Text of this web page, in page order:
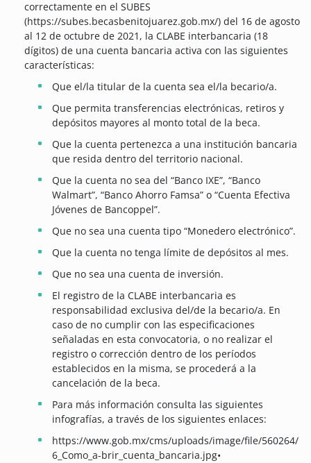
correctamente en el SUBES
(https://subes.becasbenitojuarez.gob.mx/) del 16 de agosto
al 12 de octubre de 2021, la CLABE interbancaria (18
dígitos) de una cuenta bancaria activa con las siguientes
características:
Que el/la titular de la cuenta sea el/la becario/a.
Que permita transferencias electrónicas, retiros y
depósitos mayores al monto total de la beca.
Que la cuenta pertenezca a una institución bancaria
que resida dentro del territorio nacional.
Que la cuenta no sea del “Banco IXE”, “Banco
Walmart”, “Banco Ahorro Famsa” o “Cuenta Efectiva
Jóvenes de Bancoppel”.
Que no sea una cuenta tipo “Monedero electrónico”.
Que la cuenta no tenga límite de depósitos al mes.
Que no sea una cuenta de inversión.
El registro de la CLABE interbancaria es
responsabilidad exclusiva del/de la becario/a. En
caso de no cumplir con las especificaciones
señaladas en esta convocatoria, o no realizar el
registro o corrección dentro de los períodos
establecidos en la misma, se procederá a la
cancelación de la beca.
Para más información consulta las siguientes
infografías, a través de los siguientes enlaces:
https://www.gob.mx/cms/uploads/image/file/560264/
6_Como_a-brir_cuenta_bancaria.jpg•